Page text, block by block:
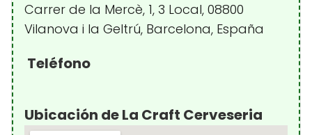
Carrer de la Mercè, 1, 3 Local, 08800
Vilanova i la Geltrú, Barcelona, España
Teléfono
Ubicación de La Craft Cerveseria